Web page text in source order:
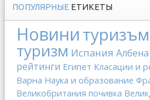
ПОПУЛЯРНЫЕ ЕТИКЕТЫ
Новинитуризъм
туризм Испания Албена
рейтинги Египет Класации и
Варна Наука и образование
Великобритания почивка